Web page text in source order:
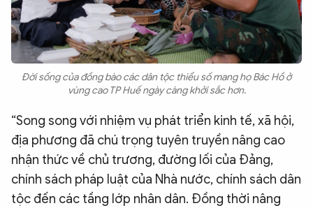
Đời sống của đồng bào các dân tộc thiểu số mang họ Bác Hồ ở
vùng cao TP Huế ngày càng khởi sắc hơn.
“Song song với nhiệm vụ phát triển kinh tế, xã hội,
địa phương đã chú trọng tuyên truyền nâng cao
nhận thức về chủ trương, đường lối của Đảng,
chính sách pháp luật của Nhà nước, chính sách dân
tộc đến các tầng lớp nhân dân. Đồng thời nâng